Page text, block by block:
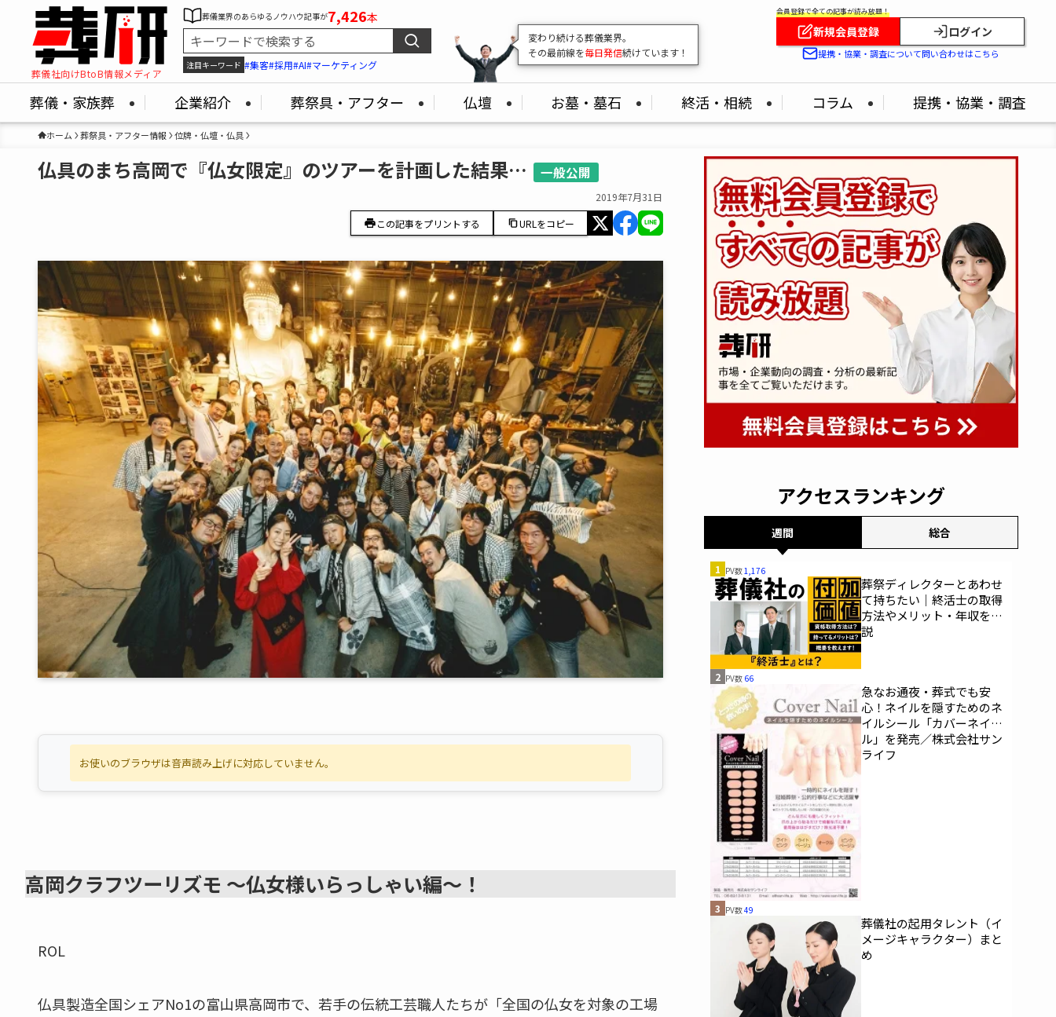
葬儀社向けBtoB情報メディア
葬儀業界のあらゆるノウハウ記事が7,426本
注目キーワード #集客#採用#AI#マーケティング
変わり続ける葬儀業界。
その最前線を毎日発信続けています！
会員登録で全ての記事が読み放題！
新規会員登録 ログイン
提携・協業・調査について問い合わせはこちら
葬儀・家族葬 企業紹介 葬祭具・アフター 仏壇 お墓・墓石 終活・相続 コラム 提携・協業・調査
ホーム 葬祭具・アフター情報 位牌・仏壇・仏具
仏具のまち高岡で『仏女限定』のツアーを計画した結果… 一般公開
2019年7月31日
この記事をプリントする
URLをコピー
お使いのブラウザは音声読み上げに対応していません。
高岡クラフツーリズモ 〜仏女様いらっしゃい編〜！
ROL
仏具製造全国シェアNo1の富山県高岡市で、若手の伝統工芸職人たちが「全国の仏女を対象の工場
アクセスランキング
週間 総合
1 PV数1,176
葬祭ディレクターとあわせ
て持ちたい｜終活士の取得
方法やメリット・年収を解
説
2 PV数 66
急なお通夜・葬式でも安
心！ネイルを隠すためのネ
イルシール「カバーネイ
ル」を発売／株式会社サン
ライフ
3 PV数49
葬儀社の起用タレント（イ
メージキャラクター）まと
め